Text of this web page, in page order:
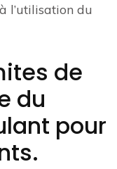
l’utilisation du
de
du
pour